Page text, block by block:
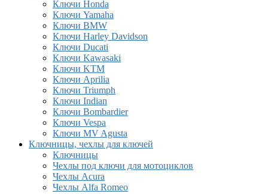
Ключи Honda
Ключи Yamaha
Ключи BMW
Ключи Harley Davidson
Ключи Ducati
Ключи Kawasaki
Ключи KTM
Ключи Aprilia
Ключи Triumph
Ключи Indian
Ключи Bombardier
Ключи Vespa
Ключи MV Agusta
Ключницы, чехлы для ключей
Ключницы
Чехлы под ключи для мотоциклов
Чехлы Acura
Чехлы Alfa Romeo